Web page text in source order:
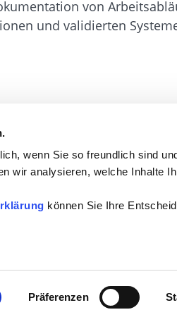
wenn Sie so freundlich sind
wir analysieren, welche Inhalte
können Sie Ihre
Präferenzen
von
und validierten